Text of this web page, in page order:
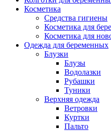
Косметика
Cредства гигиены
Косметика для
Косметика для
Одежда для беременных
Блузки
Блузы
Водолазки
Рубашки
Туники
Верхняя одежда
Ветровки
Куртки
Пальто